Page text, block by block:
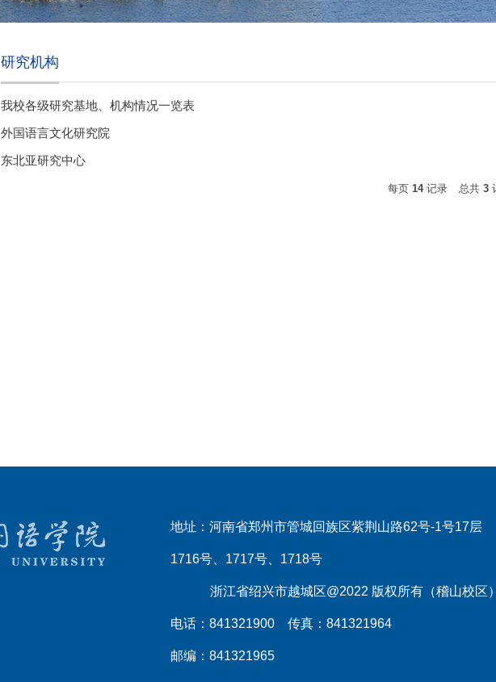
研究机构
我校各级研究基地、机构情况一览表
外国语言文化研究院
东北亚研究中心
每页 14记录 总共 3
地址：河南省郑州市管城回族区紫荆山路62号-1号17层
1716号、1717号、1718号
浙江省绍兴市越城区@2022 版权所有（稽山校区）
电话：841321900 传真：841321964
邮编：841321965